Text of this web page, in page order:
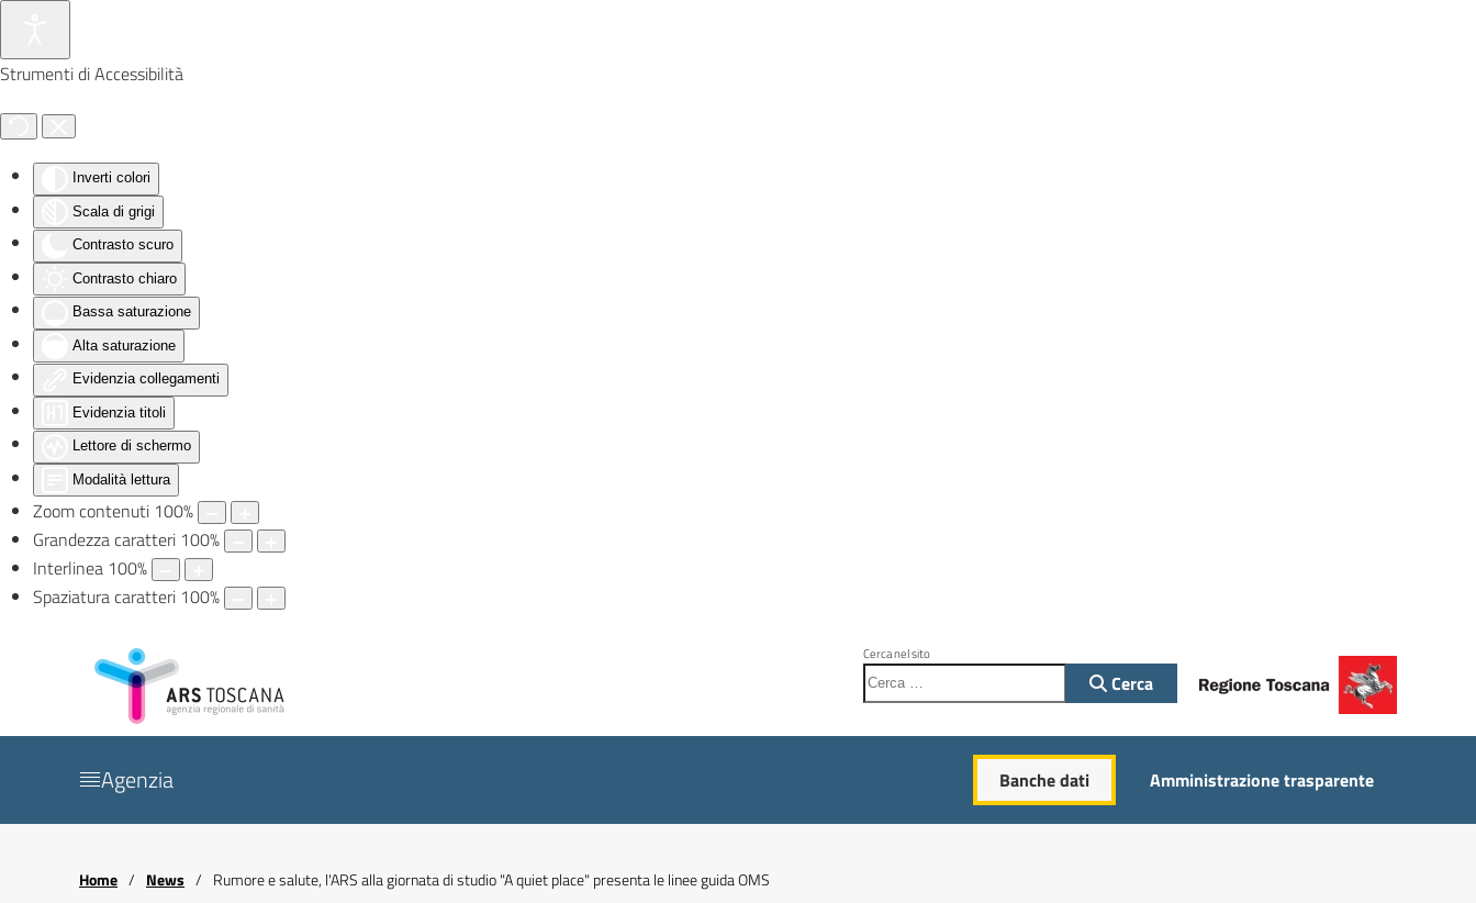
Strumenti di Accessibilità
Inverti colori
Scala di grigi
Contrasto scuro
Contrasto chiaro
Bassa saturazione
Alta saturazione
Evidenzia collegamenti
Evidenzia titoli
Lettore di schermo
Modalità lettura
Zoom contenuti 100%
Grandezza caratteri 100%
Interlinea 100%
Spaziatura caratteri 100%
Skip to main content
Cerca nel sito
Cerca
Agenzia Banche dati Amministrazione trasparente
Home News Rumore e salute, l'ARS alla giornata di studio "A quiet place" presenta le linee guida OMS